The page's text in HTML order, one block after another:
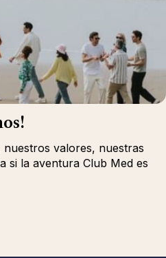
valores, nuestras
si la aventura Club Med es